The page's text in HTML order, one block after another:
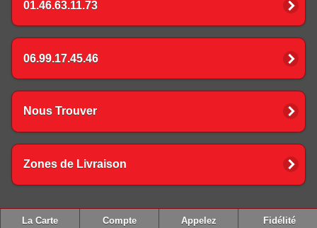
01.46.63.11.73
06.99.17.45.46
Nous Trouver
Zones de Livraison
La Carte Compte Appelez Fidélité